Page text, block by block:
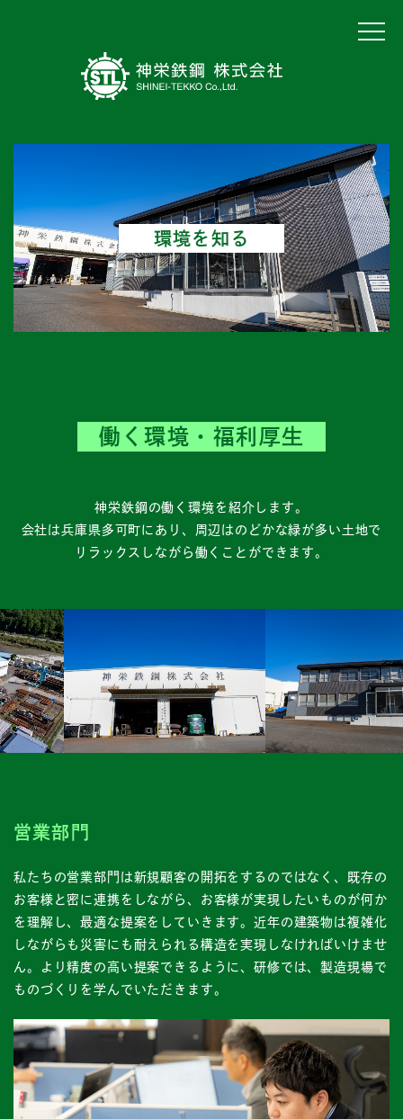
環境を知る
働く環境・福利厚生
神栄鉄鋼の働く環境を紹介します。
会社は兵庫県多可町にあり、周辺はのどかな緑が多い土地で
リラックスしながら働くことができます。
営業部門
私たちの営業部門は新規顧客の開拓をするのではなく、既存の
お客様と密に連携をしながら、お客様が実現したいものが何か
を理解し、最適な提案をしていきます。近年の建築物は複雑化
しながらも災害にも耐えられる構造を実現しなければいけませ
ん。より精度の高い提案できるように、研修では、製造現場で
ものづくりを学んでいただきます。